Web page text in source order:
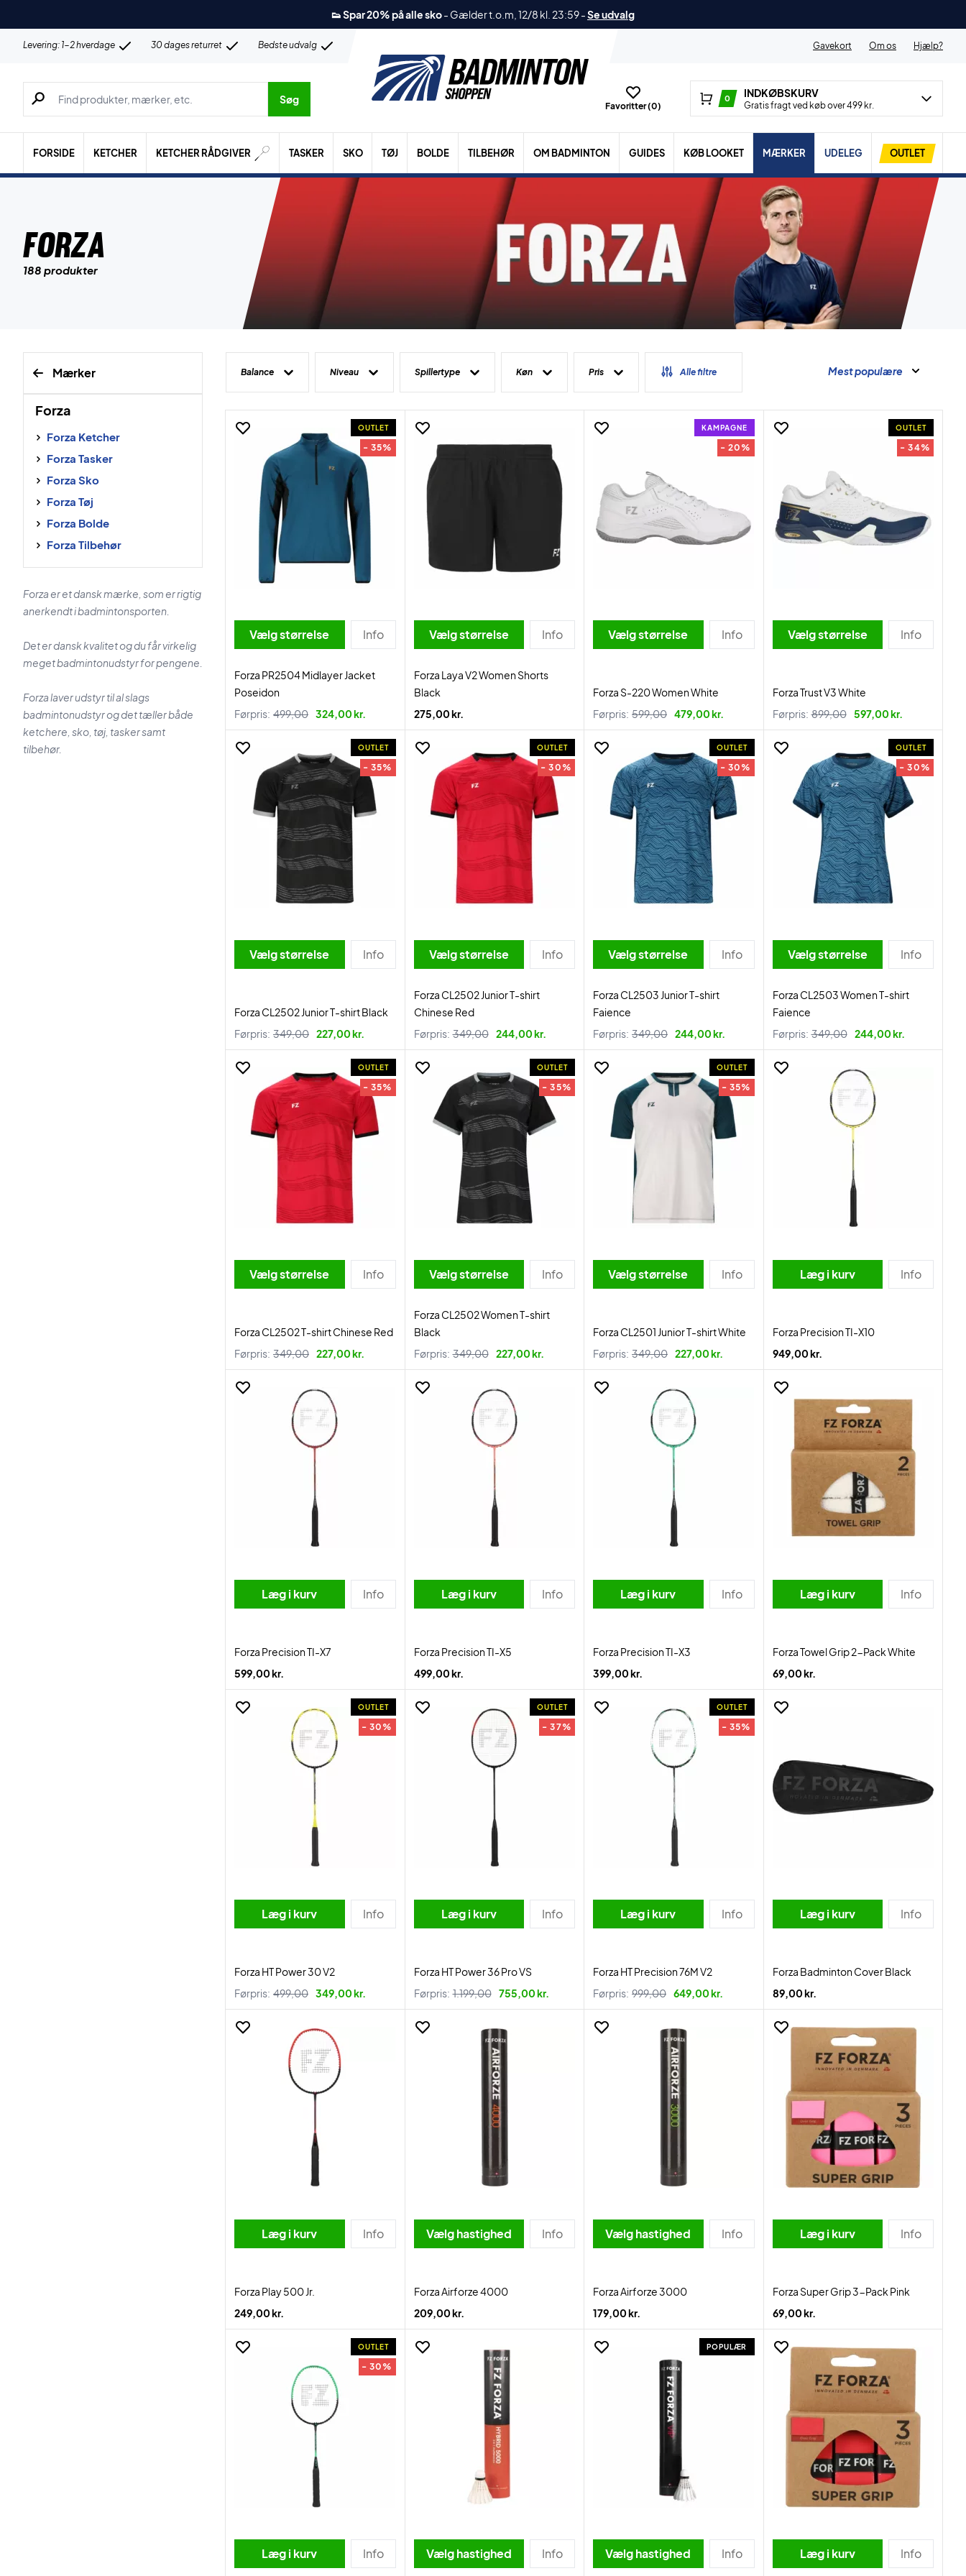
👟 Spar 20% på alle sko- Gælder t.o.m, 12/8 kl. 23:59-Se udvalg
Levering: 1-2 hverdage 30 dages returret Bedste udvalg Gavekort Om os Hjælp?
Søg efter produkter, mærker etc.
Søg
Favoritter (0)
0 INDKØBSKURV
Gratis fragt ved køb over 499 kr.
FORSIDE KETCHER KETCHER RÅDGIVER TASKER SKO TØJ BOLDE TILBEHØR OM BADMINTON GUIDES KØB LOOKET MÆRKER UDELEG OUTLET
Forza
188 produkter
Mærker
Forza
Forza Ketcher
Forza Tasker
Forza Sko
Forza Tøj
Forza Bolde
Forza Tilbehør
Forza er et dansk mærke, som er rigtig
anerkendt i badmintonsporten.
Det er dansk kvalitet og du får virkelig
meget badmintonudstyr for pengene.
Forza laver udstyr til al slags
badmintonudstyr og det tæller både
ketchere, sko, tøj, tasker samt
tilbehør.
Balance Niveau Spillertype Køn Pris Alle filtre Mest populære
OUTLET
- 35%
Vælg størrelse Info
Forza PR2504 Midlayer Jacket
Poseidon
Førpris: 499,00 324,00 kr.
Vælg størrelse Info
Forza Laya V2 Women Shorts
Black
275,00 kr.
KAMPAGNE
- 20%
Vælg størrelse Info
Forza S-220 Women White
Førpris: 599,00 479,00 kr.
OUTLET
- 34%
Vælg størrelse Info
Forza Trust V3 White
Førpris: 899,00 597,00 kr.
OUTLET
- 35%
Vælg størrelse Info
Forza CL2502 Junior T-shirt Black
Førpris: 349,00 227,00 kr.
OUTLET
- 30%
Vælg størrelse Info
Forza CL2502 Junior T-shirt
Chinese Red
Førpris: 349,00 244,00 kr.
OUTLET
- 30%
Vælg størrelse Info
Forza CL2503 Junior T-shirt
Faience
Førpris: 349,00 244,00 kr.
OUTLET
- 30%
Vælg størrelse Info
Forza CL2503 Women T-shirt
Faience
Førpris: 349,00 244,00 kr.
OUTLET
- 35%
Vælg størrelse Info
Forza CL2502 T-shirt Chinese Red
Førpris: 349,00 227,00 kr.
OUTLET
- 35%
Vælg størrelse Info
Forza CL2502 Women T-shirt
Black
Førpris: 349,00 227,00 kr.
OUTLET
- 35%
Vælg størrelse Info
Forza CL2501 Junior T-shirt White
Førpris: 349,00 227,00 kr.
Læg i kurv Info
Forza Precision TI-X10
949,00 kr.
Læg i kurv Info
Forza Precision TI-X7
599,00 kr.
Læg i kurv Info
Forza Precision TI-X5
499,00 kr.
Læg i kurv Info
Forza Precision TI-X3
399,00 kr.
Læg i kurv Info
Forza Towel Grip 2-Pack White
69,00 kr.
OUTLET
- 30%
Læg i kurv Info
Forza HT Power 30 V2
Førpris: 499,00 349,00 kr.
OUTLET
- 37%
Læg i kurv Info
Forza HT Power 36 Pro VS
Førpris: 1.199,00 755,00 kr.
OUTLET
- 35%
Læg i kurv Info
Forza HT Precision 76M V2
Førpris: 999,00 649,00 kr.
Læg i kurv Info
Forza Badminton Cover Black
89,00 kr.
Læg i kurv Info
Forza Play 500 Jr.
249,00 kr.
Vælg hastighed Info
Forza Airforze 4000
209,00 kr.
Vælg hastighed Info
Forza Airforze 3000
179,00 kr.
Læg i kurv Info
Forza Super Grip 3-Pack Pink
69,00 kr.
OUTLET
- 30%
Læg i kurv Info Vælg hastighed Info
POPULÆR
Vælg hastighed Info Læg i kurv Info